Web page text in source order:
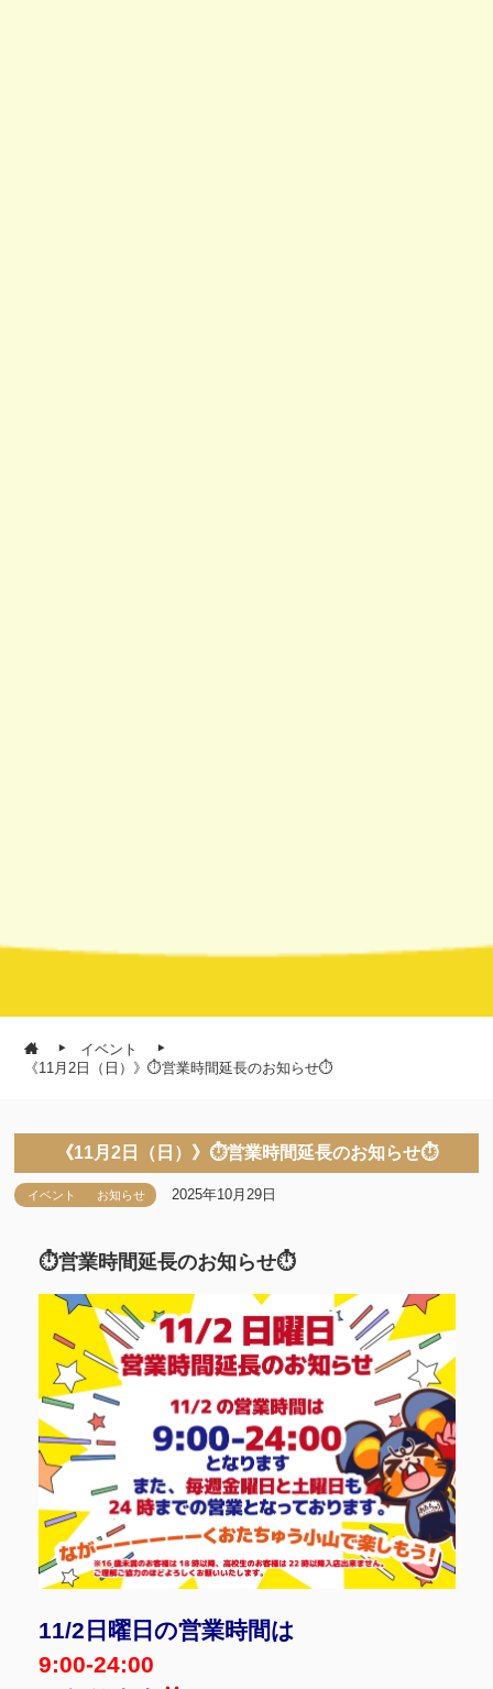
イベント
《11月2日（日）》⏱営業時間延長のお知らせ⏱
《11月2日（日）》⏱営業時間延長のお知らせ⏱
イベント お知らせ 2025年10月29日
⏱営業時間延長のお知らせ⏱
11/2日曜日の営業時間は
9:00-24:00